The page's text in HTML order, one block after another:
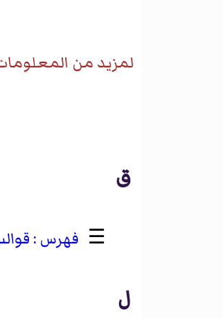
لمزيد من
ق
☰
ل